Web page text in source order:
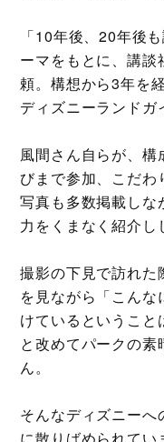
「10年後、20年後
ーマをもとに、講談
頼。構想から3年を
ディズニーランドガ
風間さん自らが、構
びまで参加、こだわ
写真も多数掲載しな
力をくまなく紹介し
撮影の下見で訪れた
を見ながら「こん
けているということ
と改めてパークの素
ん。
そんなディズニー
に散りばめられて